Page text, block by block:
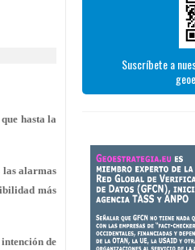
hasta la
las alarmas
más
de
Suscríbete a